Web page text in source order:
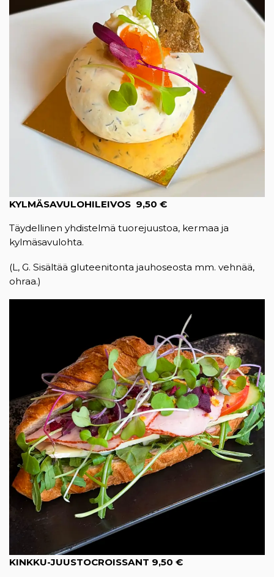
KYLMÄSAVULOHILEIVOS 9,50 €
Täydellinen yhdistelmä tuorejuustoa, kermaa ja
kylmäsavulohta.
(L, G. Sisältää gluteenitonta jauhoseosta mm. vehnää,
ohraa.)
KINKKU-JUUSTOCROISSANT 9,50 €